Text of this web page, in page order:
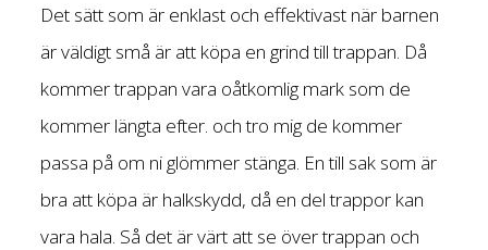
Det sätt som är enklast och effektivast när barnen
är väldigt små är att köpa en grind till trappan. Då
kommer trappan vara oåtkomlig mark som de
kommer längta efter. och tro mig de kommer
passa på om ni glömmer stänga. En till sak som är
bra att köpa är halkskydd, då en del trappor kan
vara hala. Så det är värt att se över trappan och